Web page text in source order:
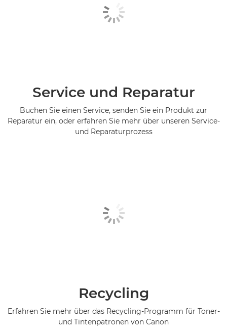
Service und Reparatur
Buchen Sie einen Service, senden Sie ein Produkt zur
Reparatur ein, oder erfahren Sie mehr über unseren Service-
und Reparaturprozess
Recycling
Erfahren Sie mehr über das Recycling-Programm für Toner-
und Tintenpatronen von Canon